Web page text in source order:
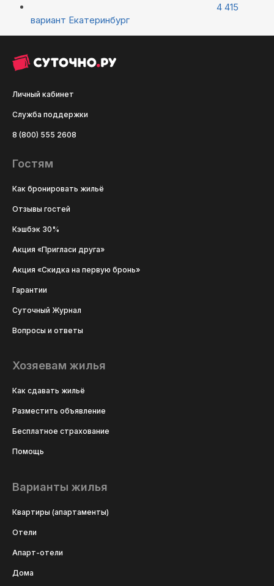
4 415
вариант Екатеринбург
Личный кабинет
Служба поддержки
8 (800) 555 2608
Гостям
Как бронировать жильё
Отзывы гостей
Кэшбэк 30%
Акция «Пригласи друга»
Акция «Скидка на первую бронь»
Гарантии
Суточный Журнал
Вопросы и ответы
Хозяевам жилья
Как сдавать жильё
Разместить объявление
Бесплатное страхование
Помощь
Варианты жилья
Квартиры (апартаменты)
Отели
Апарт-отели
Дома